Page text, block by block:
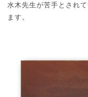
水木先生が苦手とされ
ます。